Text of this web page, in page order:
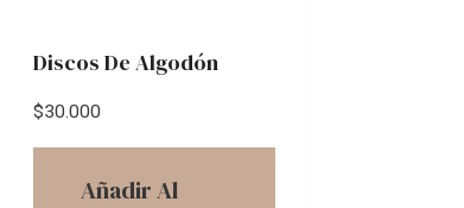
Discos De Algodón
$30.000
Añadir Al